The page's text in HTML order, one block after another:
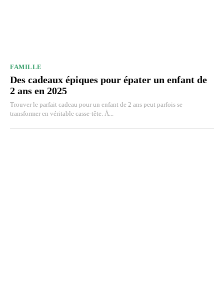
FAMILLE
Des cadeaux épiques pour épater un enfant de
2 ans en 2025
Trouver le parfait cadeau pour un enfant de 2 ans peut parfois se
transformer en véritable casse-tête. À...